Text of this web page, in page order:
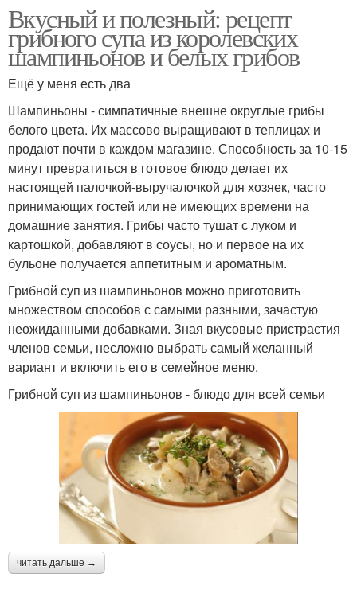
Вкусный и полезный: рецепт
грибного супа из королевских
шампиньонов и белых грибов
Ещё у меня есть два
Шампиньоны - симпатичные внешне округлые грибы
белого цвета. Их массово выращивают в теплицах и
продают почти в каждом магазине. Способность за 10-15
минут превратиться в готовое блюдо делает их
настоящей палочкой-выручалочкой для хозяек, часто
принимающих гостей или не имеющих времени на
домашние занятия. Грибы часто тушат с луком и
картошкой, добавляют в соусы, но и первое на их
бульоне получается аппетитным и ароматным.
Грибной суп из шампиньонов можно приготовить
множеством способов с самыми разными, зачастую
неожиданными добавками. Зная вкусовые пристрастия
членов семьи, несложно выбрать самый желанный
вариант и включить его в семейное меню.
Грибной суп из шампиньонов - блюдо для всей семьи
читать дальше →